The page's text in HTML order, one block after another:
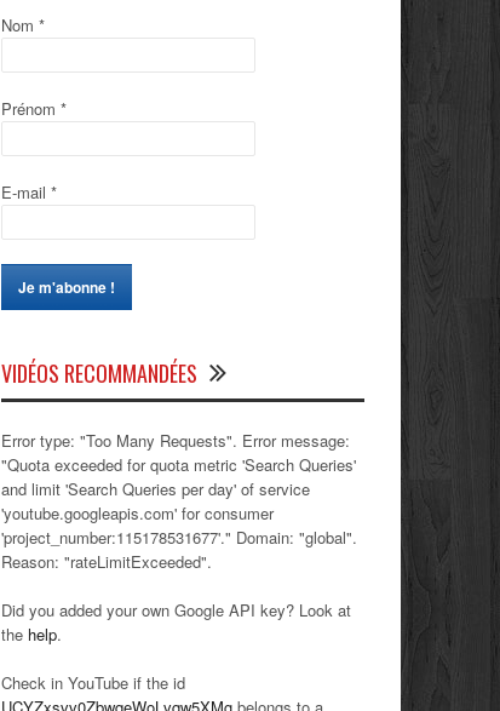
Nom *
Prénom *
E-mail *
VIDÉOS RECOMMANDÉES
Error type: "Too Many Requests". Error message:
"Quota exceeded for quota metric 'Search Queries'
and limit 'Search Queries per day' of service
'youtube.googleapis.com' for consumer
'project_number:115178531677'." Domain: "global".
Reason: "rateLimitExceeded".
Did you added your own Google API key? Look at
the help.
Check in YouTube if the id
UCYZxsvv0ZbwqeWoLvqw5XMg belongs to a